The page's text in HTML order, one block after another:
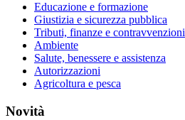
Educazione e formazione
Giustizia e sicurezza pubblica
Tributi, finanze e contravvenzioni
Ambiente
Salute, benessere e assistenza
Autorizzazioni
Agricoltura e pesca
Novità